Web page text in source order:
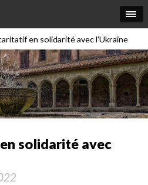
en solidarité avec l'Ukraine
solidarité avec